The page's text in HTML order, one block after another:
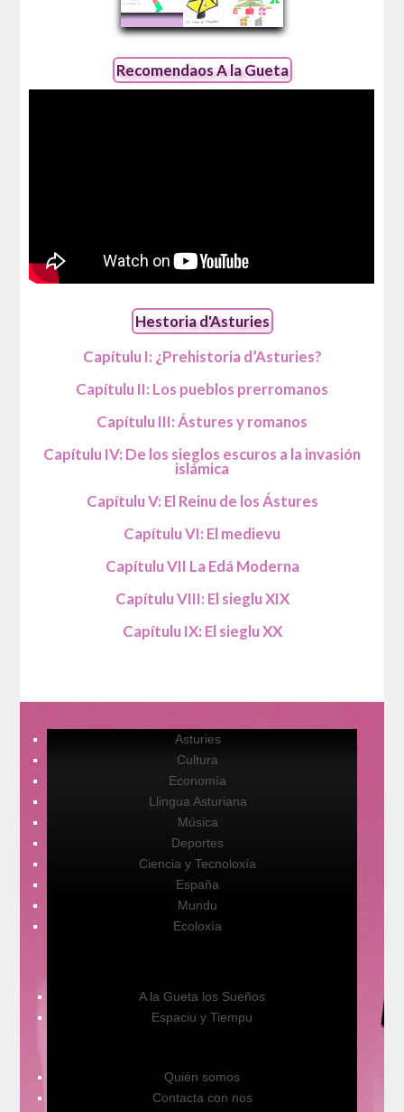
Recomendaos A la Gueta
Hestoria d'Asturies
Capítulu I: ¿Prehistoria d’Asturies?
Capítulu II: Los pueblos prerromanos
Capítulu III: Ástures y romanos
Capítulu IV: De los sieglos escuros a la invasión
islámica
Capítulu V: El Reinu de los Ástures
Capítulu VI: El medievu
Capítulu VII La Edá Moderna
Capítulu VIII: El sieglu XIX
Capítulu IX: El sieglu XX
Asturies
Cultura
Economía
Llingua Asturiana
Música
Deportes
Ciencia y Tecnoloxía
España
Mundu
Ecoloxía
A la Gueta los Sueños
Espaciu y Tiempu
Quién somos
Contacta con nos